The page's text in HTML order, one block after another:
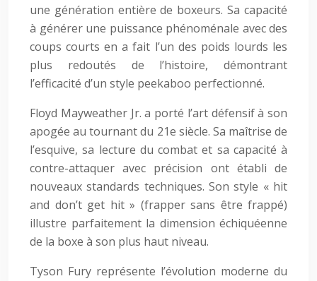
une génération entière de boxeurs. Sa capacité
à générer une puissance phénoménale avec des
coups courts en a fait l’un des poids lourds les
plus redoutés de l’histoire, démontrant
l’efficacité d’un style peekaboo perfectionné.
Floyd Mayweather Jr. a porté l’art défensif à son
apogée au tournant du 21e siècle. Sa maîtrise de
l’esquive, sa lecture du combat et sa capacité à
contre-attaquer avec précision ont établi de
nouveaux standards techniques. Son style « hit
and don’t get hit » (frapper sans être frappé)
illustre parfaitement la dimension échiquéenne
de la boxe à son plus haut niveau.
Tyson Fury représente l’évolution moderne du